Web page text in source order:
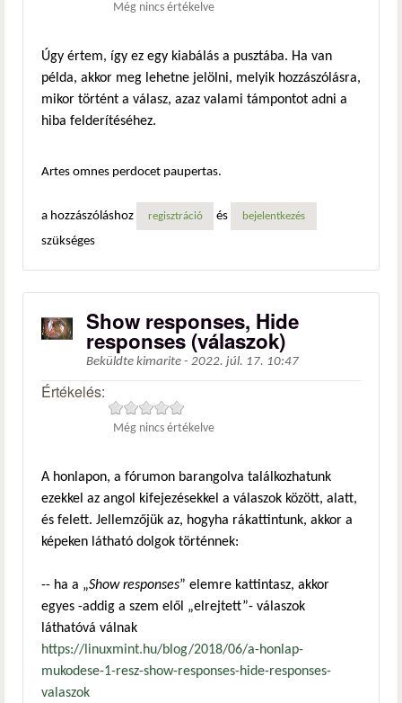
Még nincs értékelve
Úgy értem, így ez egy kiabálás a pusztába. Ha van
példa, akkor meg lehetne jelölni, melyik hozzászólásra,
mikor történt a válasz, azaz valami támpontot adni a
hiba felderítéséhez.
Artes omnes perdocet paupertas.
a hozzászóláshoz regisztráció és bejelentkezés
szükséges
Show responses, Hide
responses (válaszok)
Beküldte kimarite - 2022. júl. 17. 10:47
Értékelés:
Még nincs értékelve
A honlapon, a fórumon barangolva találkozhatunk
ezekkel az angol kifejezésekkel a válaszok között, alatt,
és felett. Jellemzőjük az, hogyha rákattintunk, akkor a
képeken látható dolgok történnek:
-- ha a „Show responses” elemre kattintasz, akkor
egyes -addig a szem elől „elrejtett”- válaszok
láthatóvá válnak
https://linuxmint.hu/blog/2018/06/a-honlap-
mukodese-1-resz-show-responses-hide-responses-
valaszok